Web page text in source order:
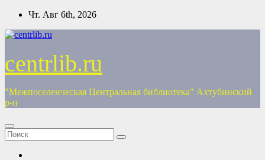
Перейти
содержимому
Чт. Авг 6th, 2026
centrlib.ru
"Межпоселенческая Центральная библиотека" Ахтубинский
р-н